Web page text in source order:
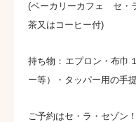
(ベーカリーカフェ セ・
茶又はコーヒー付)
持ち物：エプロン・布巾
ー等）・タッパー用の手
ご予約はセ・ラ・セゾン